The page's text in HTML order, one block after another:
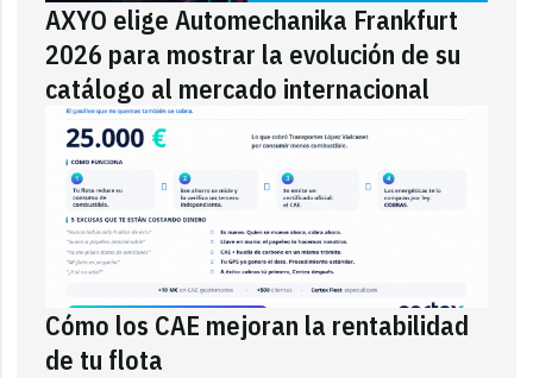
AXYO elige Automechanika Frankfurt
2026 para mostrar la evolución de su
catálogo al mercado internacional
Cómo los CAE mejoran la rentabilidad
de tu flota